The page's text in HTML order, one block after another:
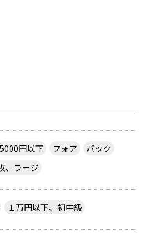
5000円以下 フォア
バック
、ラージ
１万円以下、初中級